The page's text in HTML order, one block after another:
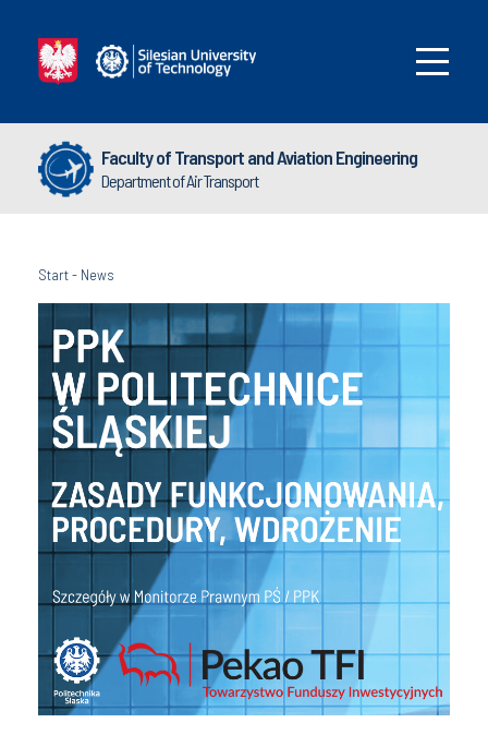
Faculty of Transport and Aviation Engineering
Department of Air Transport
Start- News